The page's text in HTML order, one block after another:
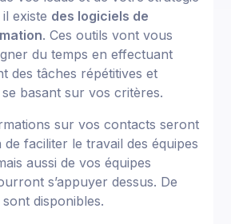
existe des logiciels de
. Ces outils vont vous
du temps en effectuant
des tâches répétitives et
basant sur vos critères.
sur vos contacts seront
de faciliter le travail des équipes
aussi de vos équipes
s’appuyer dessus. De
sont disponibles.